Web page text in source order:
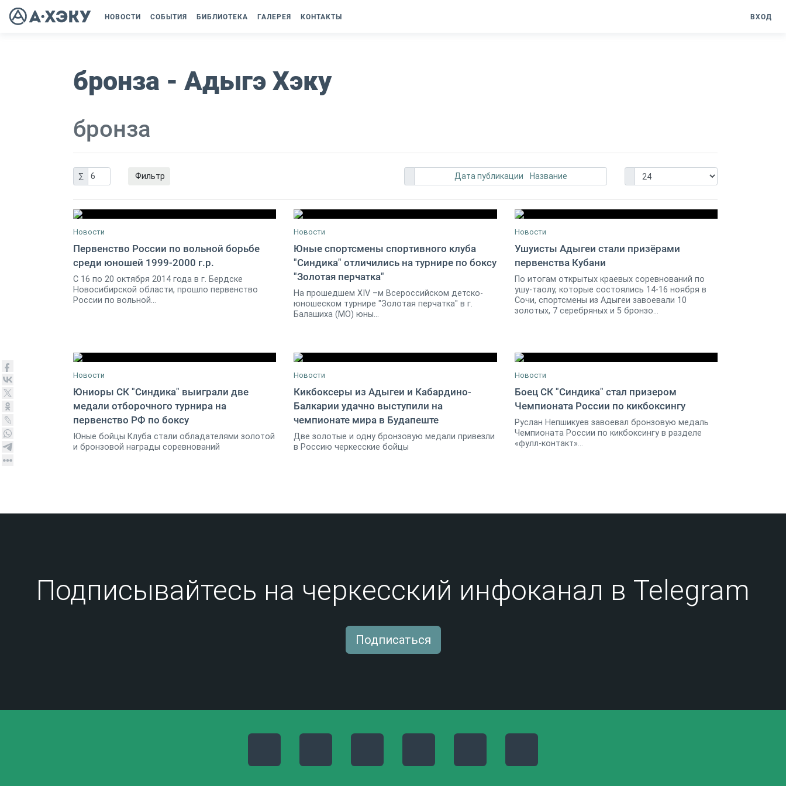
НОВОСТИ СОБЫТИЯ БИБЛИОТЕКА ГАЛЕРЕЯ КОНТАКТЫ ВХОД
бронза - Адыгэ Хэку
бронза
∑ 6 Фильтр Дата публикации Название
22 октября 2014
Новости
Первенство России по вольной борьбе
среди юношей 1999-2000 г.р.
С 16 по 20 октября 2014 года в г. Бердске
Новосибирской области, прошло первенство
России по вольной...
19 ноября 2014 1
Новости
Юные спортсмены спортивного клуба
"Синдика" отличились на турнире по боксу
"Золотая перчатка"
На прошедшем XIV –м Всероссийском детско-
юношеском турнире "Золотая перчатка" в г.
Балашиха (МО) юны...
21 ноября 2014
Новости
Ушуисты Адыгеи стали призёрами
первенства Кубани
По итогам открытых краевых соревнований по
ушу-таолу, которые состоялись 14-16 ноября в
Сочи, спортсмены из Адыгеи завоевали 10
золотых, 7 серебряных и 5 бронзо...
25 февраля 2015
Новости
Юниоры СК "Синдика" выиграли две
медали отборочного турнира на
первенство РФ по боксу
Юные бойцы Клуба стали обладателями золотой
и бронзовой награды соревнований
18 ноября 2017
Новости
Кикбоксеры из Адыгеи и Кабардино-
Балкарии удачно выступили на
чемпионате мира в Будапеште
Две золотые и одну бронзовую медали привезли
в Россию черкесские бойцы
30 мая 2018
Новости
Боец СК "Синдика" стал призером
Чемпионата России по кикбоксингу
Руслан Непшикуев завоевал бронзовую медаль
Чемпионата России по кикбоксингу в разделе
«фулл-контакт»...
Подписывайтесь на черкесский инфоканал в Telegram
Подписаться